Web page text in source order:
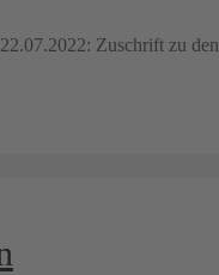
Zuschrift zu den